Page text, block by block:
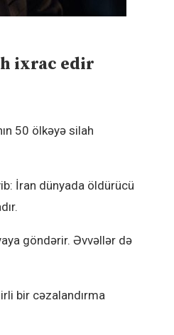
ixrac edir
50 ölkəyə silah
İran dünyada öldürücü
göndərir. Əvvəllər də
bir cəzalandırma